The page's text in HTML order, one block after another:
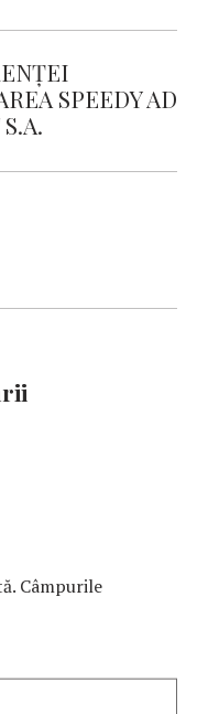
SPEEDY AD
Câmpurile